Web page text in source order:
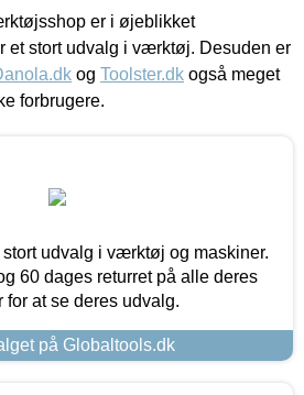
er i øjeblikket
et stort udvalg i værktøj. Desuden er
og Toolster.dk også meget
forbrugere.
udvalg i værktøj og maskiner.
60 dages returret på alle deres
for at se deres udvalg.
på Globaltools.dk